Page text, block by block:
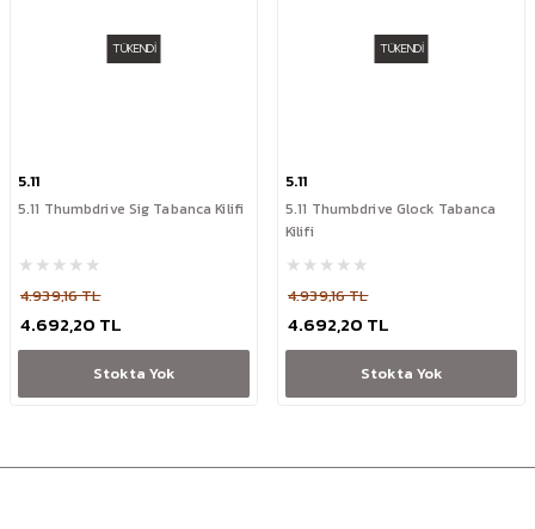
TÜKENDİ
5.11
5.11 Thumbdrive Sig Tabanca Kilifi
4.939,16 TL
4.692,20 TL
Stokta Yok
TÜKENDİ
5.11
5.11 Thumbdrive Glock Tabanca
Kilifi
4.939,16 TL
4.692,20 TL
Stokta Yok